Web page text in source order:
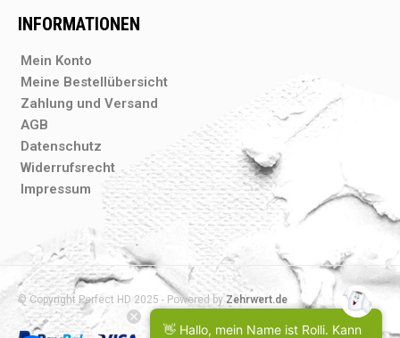
INFORMATIONEN
Mein Konto
Meine Bestellübersicht
Zahlung und Versand
AGB
Datenschutz
Widerrufsrecht
Impressum
© Copyright Perfect HD 2025 - Powered by Zehrwert.de
👋 Hallo, mein Name ist Rolli. Kann